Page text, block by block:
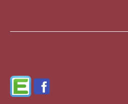
EdupageFacebook